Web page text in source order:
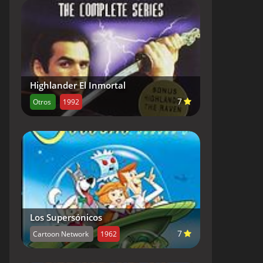
Highlander El Inmortal
Otros 1992 7
Los Supersónicos
Cartoon Network 1962 7